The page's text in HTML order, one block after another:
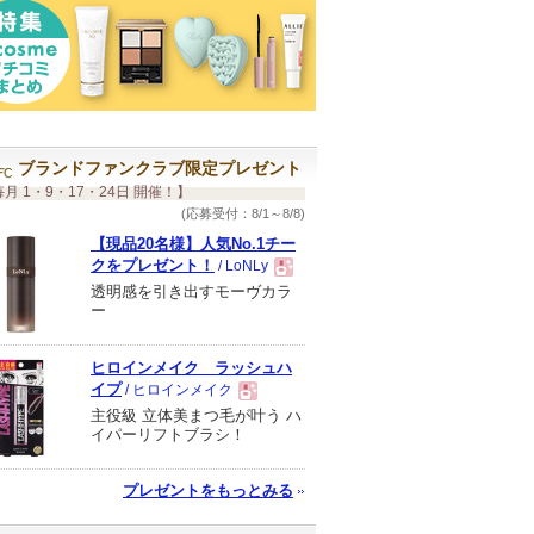
ブランドファンクラブ限定プレゼント
月 1・9・17・24日 開催！】
(応募受付：8/1～8/8)
【現品20名様】人気No.1チー
クをプレゼント！ / LoNLy
現
品
透明感を引き出すモーヴカラ
ー
ヒロインメイク ラッシュハ
イプ/ ヒロインメイク
現
品
主役級 立体美まつ毛が叶う ハ
イパーリフトブラシ！
プレゼントをもっとみる